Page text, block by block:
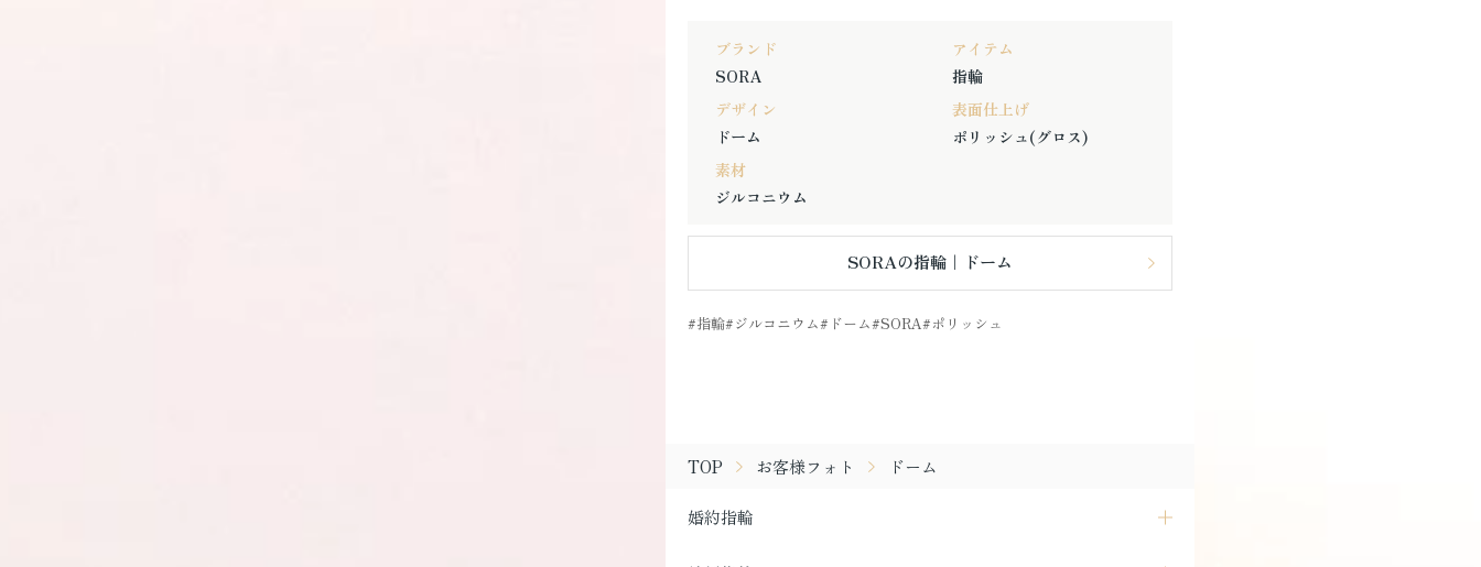
ブランド
SORA
アイテム
指輪
デザイン
ドーム
表面仕上げ
ポリッシュ(グロス)
素材
ジルコニウム
SORAの指輪｜ドーム
指輪 ジルコニウム ドーム SORA ポリッシュ
TOP お客様フォト ドーム
婚約指輪